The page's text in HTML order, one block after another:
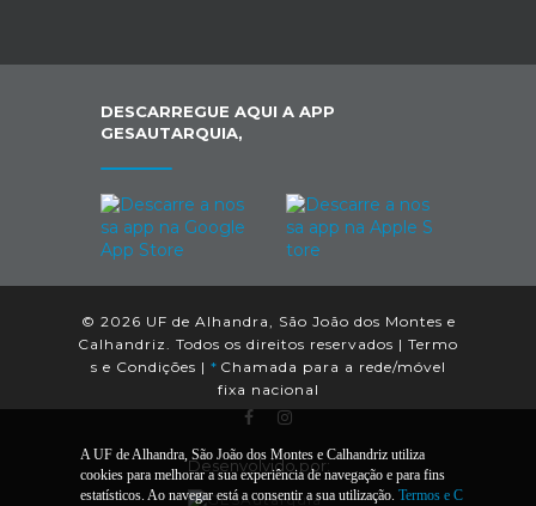
DESCARREGUE AQUI A APP
GESAUTARQUIA,
© 2026 UF de Alhandra, São João dos Montes e
Calhandriz. Todos os direitos reservados | Termo
s e Condições | * Chamada para a rede/móvel
fixa nacional
Desenvolvido por:
A UF de Alhandra, São João dos Montes e Calhandriz utiliza
cookies para melhorar a sua experiência de navegação e para fins
estatísticos. Ao navegar está a consentir a sua utilização. Termos e C